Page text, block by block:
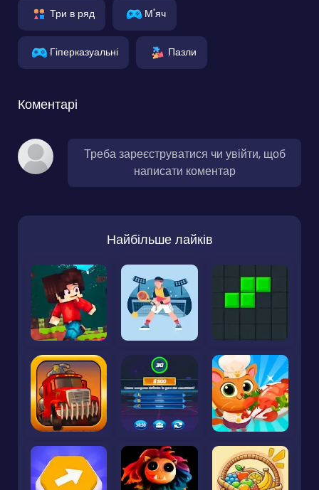
Три в ряд М'яч
Гіперказуальні Пазли
Коментарі
Треба зареєструватися чи увійти, щоб
написати коментар
Найбільше лайків